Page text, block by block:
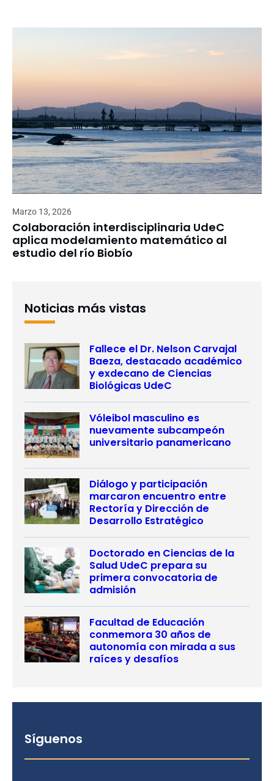
Marzo 13, 2026
Colaboración interdisciplinaria UdeC
aplica modelamiento matemático al
estudio del río Biobío
Noticias más vistas
Fallece el Dr. Nelson Carvajal
Baeza, destacado académico
y exdecano de Ciencias
Biológicas UdeC
Vóleibol masculino es
nuevamente subcampeón
universitario panamericano
Diálogo y participación
marcaron encuentro entre
Rectoría y Dirección de
Desarrollo Estratégico
Doctorado en Ciencias de la
Salud UdeC prepara su
primera convocatoria de
admisión
Facultad de Educación
conmemora 30 años de
autonomía con mirada a sus
raíces y desafíos
Síguenos